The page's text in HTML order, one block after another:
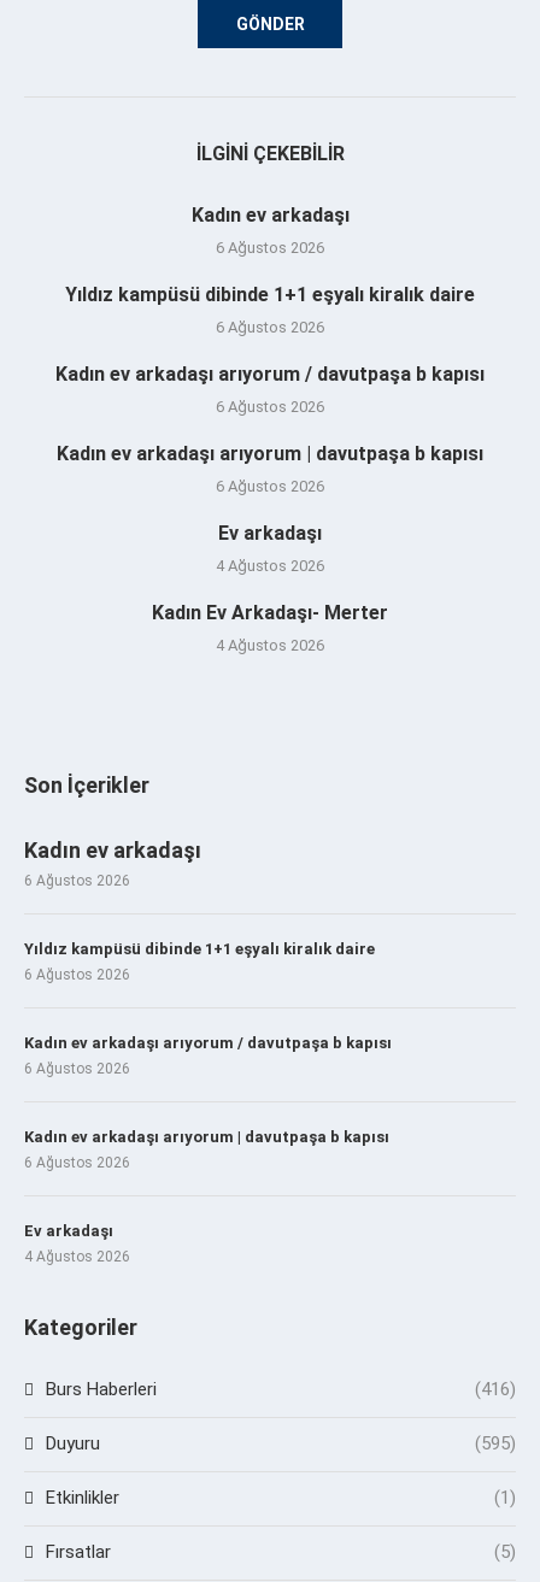
İLGINI ÇEKEBILIR
Kadın ev arkadaşı
6 Ağustos 2026
Yıldız kampüsü dibinde 1+1 eşyalı kiralık daire
6 Ağustos 2026
Kadın ev arkadaşı arıyorum / davutpaşa b kapısı
6 Ağustos 2026
Kadın ev arkadaşı arıyorum | davutpaşa b kapısı
6 Ağustos 2026
Ev arkadaşı
4 Ağustos 2026
Kadın Ev Arkadaşı- Merter
4 Ağustos 2026
Son İçerikler
Kadın ev arkadaşı
6 Ağustos 2026
Yıldız kampüsü dibinde 1+1 eşyalı kiralık daire
6 Ağustos 2026
Kadın ev arkadaşı arıyorum / davutpaşa b kapısı
6 Ağustos 2026
Kadın ev arkadaşı arıyorum | davutpaşa b kapısı
6 Ağustos 2026
Ev arkadaşı
4 Ağustos 2026
Kategoriler
Burs Haberleri (416)
Duyuru (595)
Etkinlikler (1)
Fırsatlar (5)